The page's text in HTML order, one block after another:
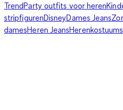
TrendParty outfits voor heren
stripfigurenDisneyDames Jeans
damesHeren JeansHerenkostuums